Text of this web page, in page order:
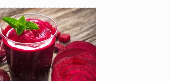
ერთად
ბაზაზე 2008 წლის
მეზღვაურების